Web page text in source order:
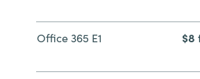
Office 365 E1 $8